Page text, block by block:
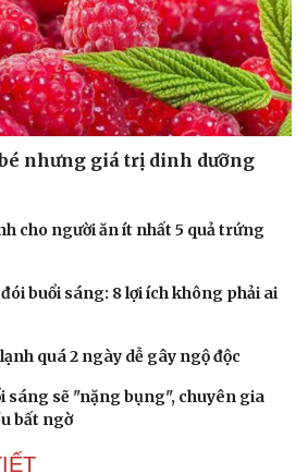
nhưng giá trị dinh dưỡng
cho người ăn ít nhất 5 quả trứng
buổi sáng: 8 lợi ích không phải ai
quá 2 ngày dễ gây ngộ độc
sáng sẽ "nặng bụng", chuyên gia
bất ngờ